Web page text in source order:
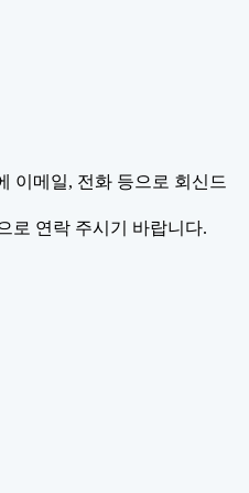
이메일, 전화 등으로 회신드
로 연락 주시기 바랍니다.